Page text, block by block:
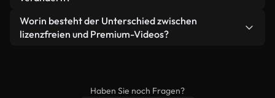
weiterverbreiten.
Videomaterial.
Ja. Sie dürfen unsere Videos gerne kürzen,
bearbeiten oder neu zusammenstellen. Achten Sie
Worin besteht der Unterschied zwischen
lizenzfreien und Premium-Videos?
Haben Sie noch Fragen?